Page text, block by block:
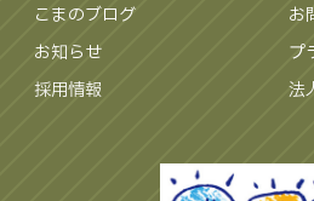
こまのブログ
お知らせ
採用情報
お
プ
法